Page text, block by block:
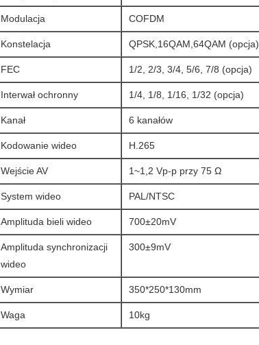
Modulacja COFDM
Konstelacja QPSK,16QAM,64QAM (opcja)
FEC 1/2, 2/3, 3/4, 5/6, 7/8 (opcja)
Interwał ochronny 1/4, 1/8, 1/16, 1/32 (opcja)
Kanał 6 kanałów
Kodowanie wideo H.265
Wejście AV 1~1,2 Vp-p przy 75 Ω
System wideo PAL/NTSC
Amplituda bieli wideo 700±20mV
Amplituda synchronizacji
wideo
300±9mV
Wymiar 350*250*130mm
Waga 10kg